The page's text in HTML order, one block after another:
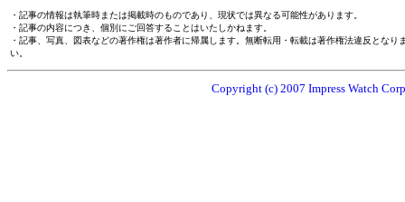
・記事の情報は執筆時または掲載時のものであり、現状では異なる可能性があります。
・記事の内容につき、個別にご回答することはいたしかねます。
・記事、写真、図表などの著作権は著作者に帰属します。無断転用・転載は著作権法違反とな
い。
Copyright (c) 2007 Impress Watch